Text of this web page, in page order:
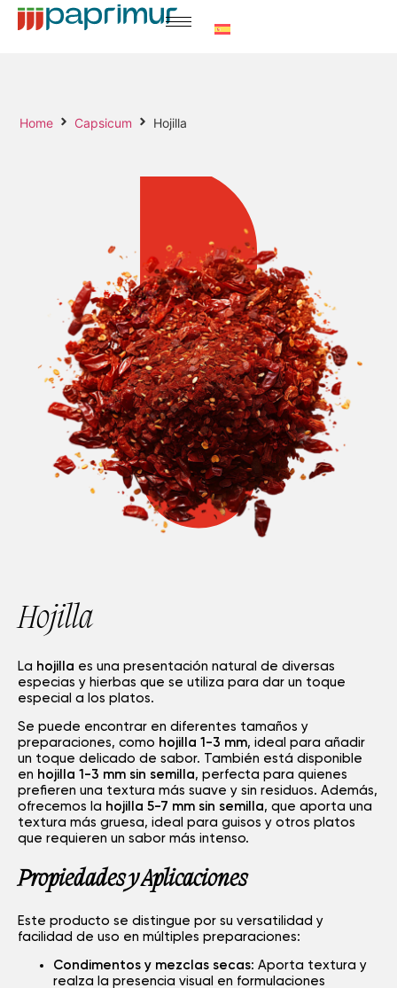
Home Capsicum Hojilla
Hojilla
La hojilla es una presentación natural de diversas
especias y hierbas que se utiliza para dar un toque
especial a los platos.
Se puede encontrar en diferentes tamaños y
preparaciones, como hojilla 1-3 mm, ideal para añadir
un toque delicado de sabor. También está disponible
en hojilla 1-3 mm sin semilla, perfecta para quienes
prefieren una textura más suave y sin residuos. Además,
ofrecemos la hojilla 5-7 mm sin semilla, que aporta una
textura más gruesa, ideal para guisos y otros platos
que requieren un sabor más intenso.
Propiedades y Aplicaciones
Este producto se distingue por su versatilidad y
facilidad de uso en múltiples preparaciones:
Condimentos y mezclas secas: Aporta textura y
realza la presencia visual en formulaciones